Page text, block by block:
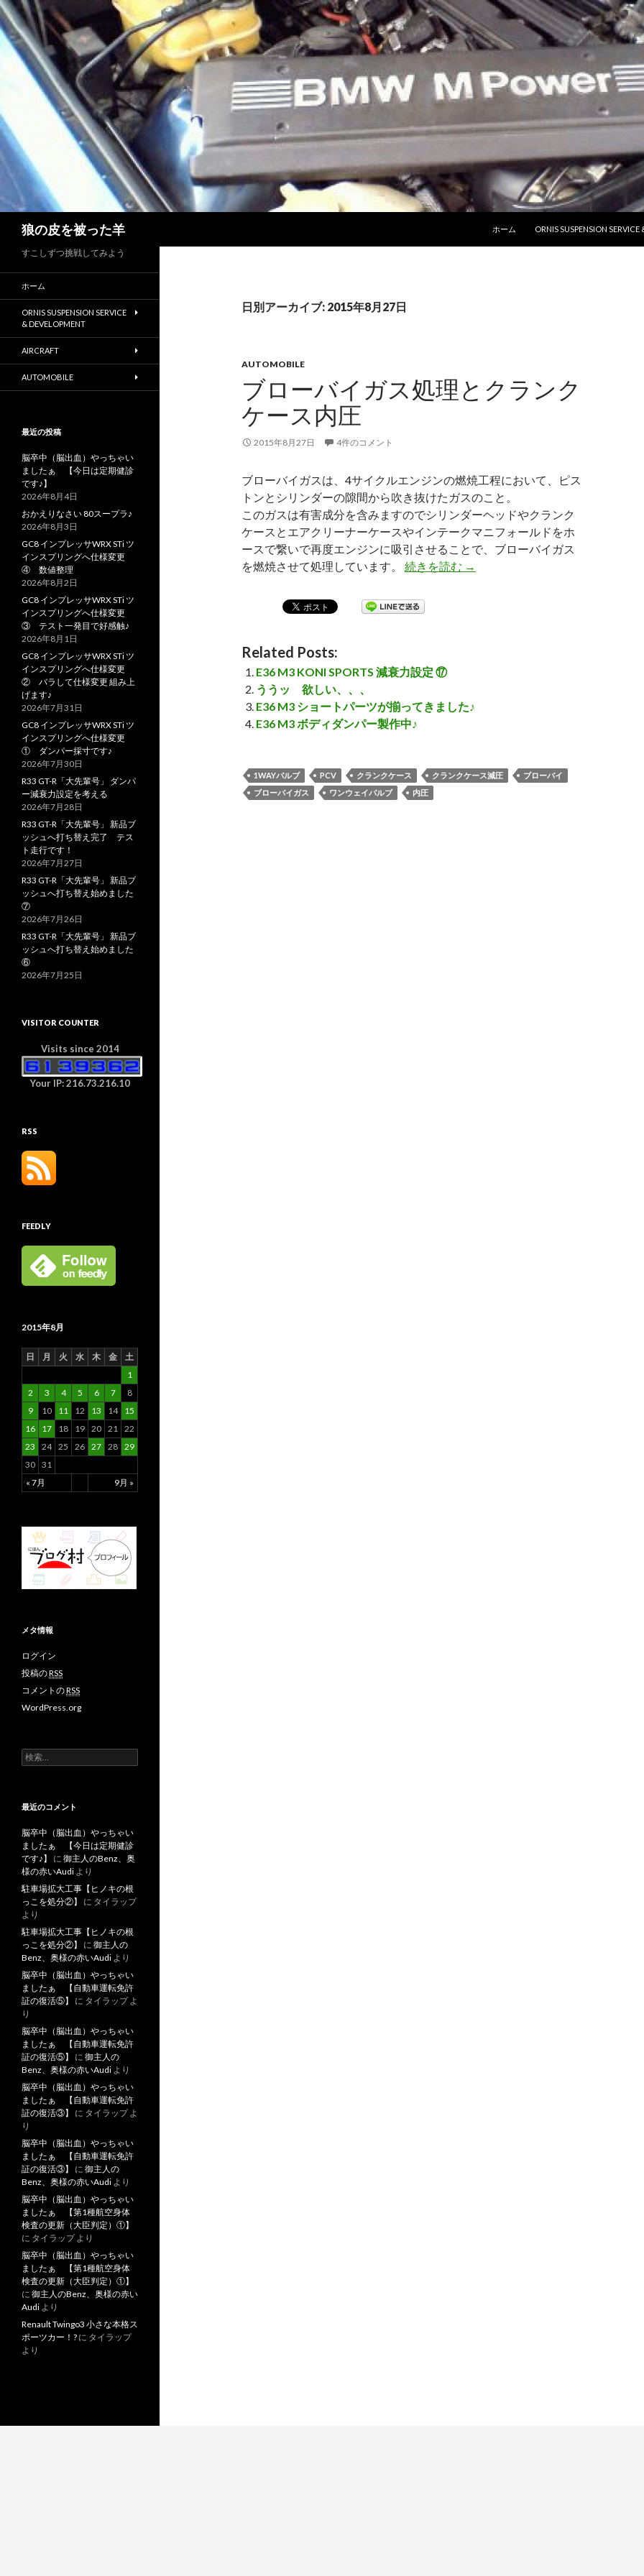
狼の皮を被った羊
ホーム
ORNIS SUSPENSION
日別アーカイブ: 2015年8月27日
AUTOMOBILE
ブローバイガス処理とクランク
ケース内圧
2015年8月27日 4件のコメント
ブローバイガスは、4サイクルエンジンの燃焼工程において、ピス
トンとシリンダーの隙間から吹き抜けたガスのこと。
このガスは有害成分を含みますのでシリンダーヘッドやクランク
ケースとエアクリーナーケースやインテークマニフォールドをホ
ースで繋いで再度エンジンに吸引させることで、ブローバイガス
を燃焼させて処理しています。 続きを読む ブローバイガス処理とクランクケ
→
Related Posts:
E36 M3 KONI SPORTS 減衰力設定 ⑰
ううッ 欲しい、、、
E36 M3 ショートパーツが揃ってきました♪
E36 M3 ボディダンパー製作中♪
1WAYバルブ PCV クランクケース クランクケース減圧
ブローバイ
ブローバイガス
ワンウェイバルブ 内圧
すこしずつ挑戦してみよう
ホーム
ORNIS SUSPENSION SERVICE
& DEVELOPMENT
AIRCRAFT
AUTOMOBILE
最近の投稿
脳卒中（脳出血）やっちゃい
ましたぁ 【今日は定期健診
です♪】
2026年8月4日
おかえりなさい 80スープラ♪
2026年8月3日
GC8 インプレッサWRX STi ツ
インスプリングへ仕様変更
④ 数値整理
2026年8月2日
GC8 インプレッサWRX STi ツ
インスプリングへ仕様変更
③ テスト一発目で好感触♪
2026年8月1日
GC8 インプレッサWRX STi ツ
インスプリングへ仕様変更
② バラして仕様変更 組み上
げます♪
2026年7月31日
GC8 インプレッサWRX STi ツ
インスプリングへ仕様変更
① ダンパー採寸です♪
2026年7月30日
R33 GT-R「大先輩号」 ダンパ
ー減衰力設定を考える
2026年7月28日
R33 GT-R「大先輩号」 新品ブ
ッシュへ打ち替え完了 テス
ト走行です！
2026年7月27日
R33 GT-R「大先輩号」 新品ブ
ッシュへ打ち替え始めました
⑦
2026年7月26日
R33 GT-R「大先輩号」 新品ブ
ッシュへ打ち替え始めました
⑥
2026年7月25日
VISITOR COUNTER
Visits since 2014
Your IP: 216.73.216.10
RSS
FEEDLY
2015年8月
日 月 火 水 木 金 土
« 7月 9月 »
1
2
3 4 5 6 7
8
9
10 11 12 13 14
15
16
17 18 19 20 21 22
23
24 25 26 27 28 29
30 31
メタ情報
ログイン
投稿のRSS
コメントのRSS
WordPress.org
検
索
最近のコメント
脳卒中（脳出血）やっちゃい
ましたぁ 【今日は定期健診
です♪】
に 御主人のBenz、奥
様の赤いAudi より
駐車場拡大工事【ヒノキの根
っこを処分②】
に タイラップ
より
駐車場拡大工事【ヒノキの根
っこを処分②】
に 御主人の
Benz、奥様の赤いAudi より
脳卒中（脳出血）やっちゃい
ましたぁ 【自動車運転免許
証の復活⑤】
に タイラップよ
り
脳卒中（脳出血）やっちゃい
ましたぁ 【自動車運転免許
証の復活⑤】
に 御主人の
Benz、奥様の赤いAudi より
脳卒中（脳出血）やっちゃい
ましたぁ 【自動車運転免許
証の復活③】
に タイラップよ
り
脳卒中（脳出血）やっちゃい
ましたぁ 【自動車運転免許
証の復活③】
に 御主人の
Benz、奥様の赤いAudi より
脳卒中（脳出血）やっちゃい
ましたぁ 【第1種航空身体
検査の更新（大臣判定）①】
に タイラップより
脳卒中（脳出血）やっちゃい
ましたぁ 【第1種航空身体
検査の更新（大臣判定）①】
に 御主人のBenz、奥様の赤い
Audi より
Renault Twingo3 小さな本格ス
ポーツカー！? に タイラップ
より